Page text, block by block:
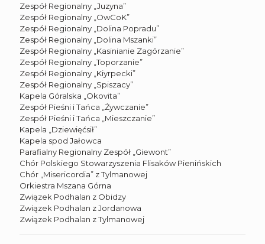
Zespół Regionalny „Juzyna”
Zespół Regionalny „OwCoK”
Zespół Regionalny „Dolina Popradu”
Zespół Regionalny „Dolina Mszanki”
Zespół Regionalny „Kasinianie Zagórzanie”
Zespół Regionalny „Toporzanie”
Zespół Regionalny „Kiyrpecki”
Zespół Regionalny „Spiszacy”
Kapela Góralska „Okovita”
Zespół Pieśni i Tańca „Żywczanie”
Zespół Pieśni i Tańca „Mieszczanie”
Kapela „Dziewięćsił”
Kapela spod Jałowca
Parafialny Regionalny Zespół „Giewont”
Chór Polskiego Stowarzyszenia Flisaków Pienińskich
Chór „Misericordia” z Tylmanowej
Orkiestra Mszana Górna
Związek Podhalan z Obidzy
Związek Podhalan z Jordanowa
Związek Podhalan z Tylmanowej